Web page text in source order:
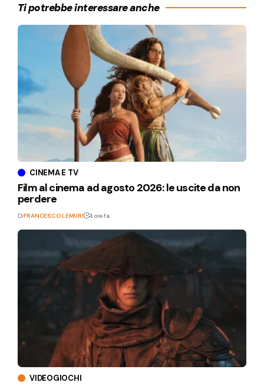
Ti potrebbe interessare anche
CINEMA E TV
Film al cinema ad agosto 2026: le uscite da non
perdere
DiFRANCESCO LEMURI 4 ore fa
VIDEOGIOCHI